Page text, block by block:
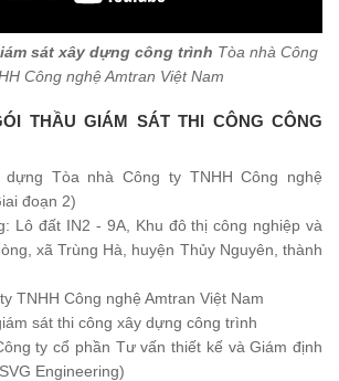
sát xây dựng công trình Tòa nhà Công
Công nghệ Amtran Việt Nam
THẦU GIÁM SÁT THI CÔNG CÔNG
Tòa nhà Công ty TNHH Công nghệ
đoạn 2)
Lô đất IN2 - 9A, Khu đô thị công nghiệp và
xã Trùng Hà, huyện Thủy Nguyên, thành
TNHH Công nghệ Amtran Việt Nam
sát thi công xây dựng công trình
ty cổ phần Tư vấn thiết kế và Giám định
Engineering)